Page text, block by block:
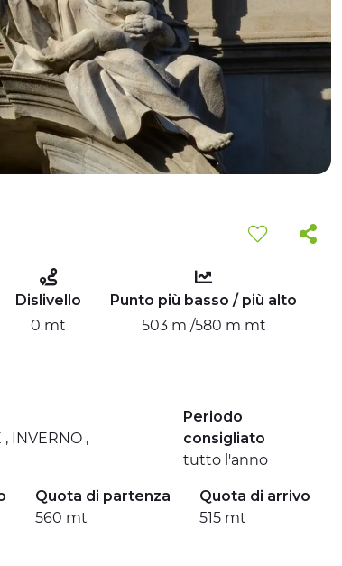
Dislivello
0 mt
Punto più basso / più alto
503 m /580 m mt
, INVERNO ,
Periodo
consigliato
tutto l'anno
Quota di partenza
560 mt
Quota di arrivo
515 mt